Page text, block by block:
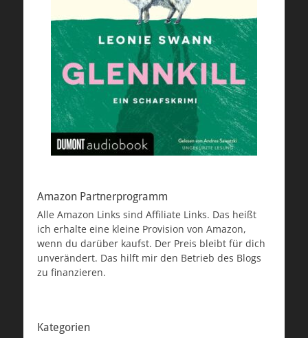
Amazon Partnerprogramm
Alle Amazon Links sind Affiliate Links. Das heißt
ich erhalte eine kleine Provision von Amazon,
wenn du darüber kaufst. Der Preis bleibt für dich
unverändert. Das hilft mir den Betrieb des Blogs
zu finanzieren.
Kategorien